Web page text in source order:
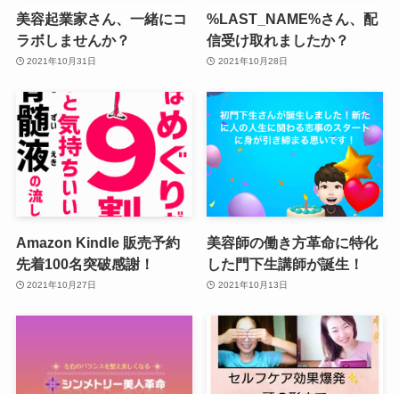
美容起業家さん、一緒にコ
ラボしませんか？
2021年10月31日
%LAST_NAME%さん、配
信受け取れましたか？
2021年10月28日
Amazon Kindle 販売予約
先着100名突破感謝！
2021年10月27日
美容師の働き方革命に特化
した門下生講師が誕生！
2021年10月13日